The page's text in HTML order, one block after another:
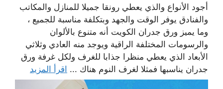
أجود الأنواع والذي يعطي رونقا جميلا للمنازل والمكاتب
والفنادق يوفر الوقت والجهد وبتكلفة مناسبة للجميع ،
وما يميز ورق جدران الكويت أنه متنوع بالألوان
والرسومات المختلفة الراقية ويوجد منه العادي وثلاثي
الأبعاد الذي يعطي منظرا جذابا للغرف ولكل غرفة ورق
جدران يناسبها فمثلا لغرف النوم هناك ... اقرأ المزيد